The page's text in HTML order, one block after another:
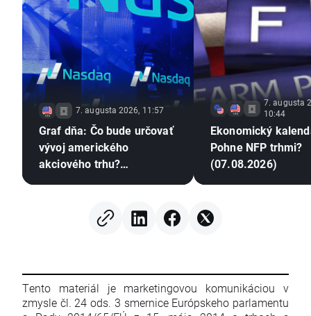
7. augusta 2026, 11:57
Graf dňa: Čo bude určovať
vývoj amerického
akciového trhu?
7. augusta
10:44
Ekonomický
Pohne NFP trhmi?
(07.08.2026)
Tento materiál je marketingovou komunikáciou v
zmysle čl. 24 ods. 3 smernice Európskeho parlamentu